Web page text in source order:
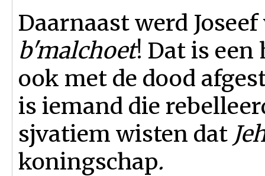
Daarnaast werd
b'malchoet! Dat is
ook met de dood
is iemand die
sjvatiem wisten dat
koningschap.